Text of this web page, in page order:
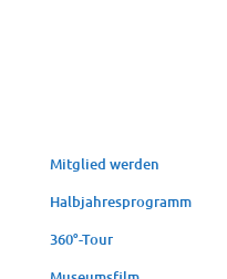
Mit­glied werden
Halb­jah­res­pro­gramm
360°-Tour